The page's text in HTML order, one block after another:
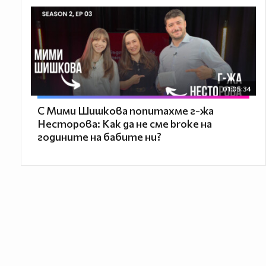
01:05:34
С Мими Шишкова попитахме г-жа
Несторова: Как да не сме broke на
годините на бабите ни?